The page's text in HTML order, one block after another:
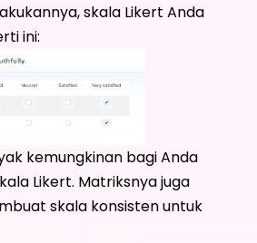
skala Likert Anda
ini:
kemungkinan bagi Anda
Likert. Matriksnya juga
skala konsisten untuk